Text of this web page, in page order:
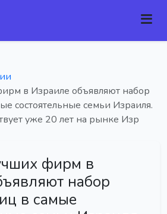
в Израиле объявляют набор
состоятельные семьи Израиля.
уже 20 лет на рынке Изр
фирм в
набор
в самые